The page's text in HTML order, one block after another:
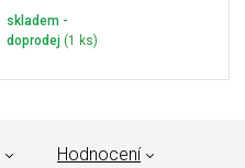
skladem -
doprodej (1 ks)
Hodnocení